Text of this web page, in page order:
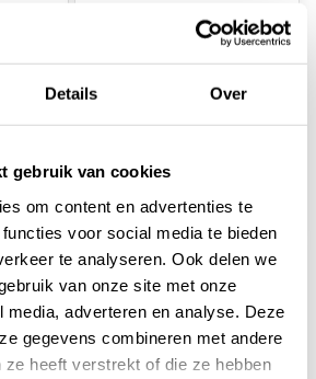
Details Over
gebruik van cookies
om content en advertenties te
voor social media te bieden
te analyseren. Ook delen we
van onze site met onze
media, adverteren en analyse. Deze
gegevens combineren met andere
ze heeft verstrekt of die ze hebben
M7 adapter incl. olie